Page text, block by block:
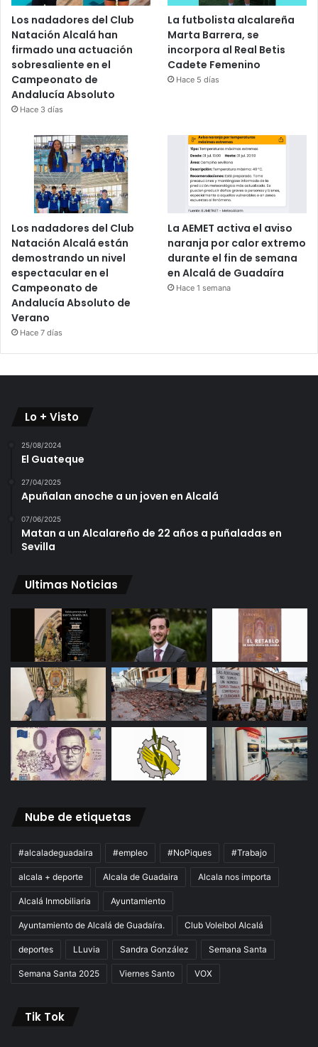
Los nadadores del Club
Natación Alcalá han
firmado una actuación
sobresaliente en el
Campeonato de
Andalucía Absoluto
Hace 3 días
La futbolista alcalareña
Marta Barrera, se
incorpora al Real Betis
Cadete Femenino
Hace 5 días
Los nadadores del Club
Natación Alcalá están
demostrando un nivel
espectacular en el
Campeonato de
Andalucía Absoluto de
Verano
Hace 7 días
La AEMET activa el aviso
naranja por calor extremo
durante el fin de semana
en Alcalá de Guadaíra
Hace 1 semana
Lo + Visto
25/08/2024
El Guateque
27/04/2025
Apuñalan anoche a un joven en Alcalá
07/06/2025
Matan a un Alcalareño de 22 años a puñaladas en
Sevilla
Ultimas Noticias
Nube de etiquetas
#alcaladeguadaira #empleo #NoPiques #Trabajo
alcala + deporte Alcala de Guadaira Alcala nos importa
Alcalá Inmobiliaria Ayuntamiento
Ayuntamiento de Alcalá de Guadaíra. Club Voleibol Alcalá
deportes LLuvia Sandra González Semana Santa
Semana Santa 2025 Viernes Santo VOX
Tik Tok